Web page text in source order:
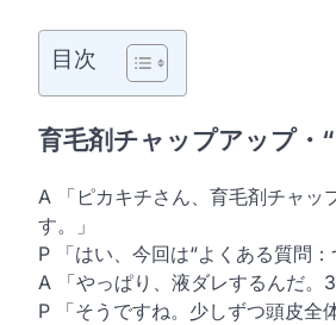
目次
育毛剤チャップアップ
A 「ピカキチさん、育毛剤チャッ
す。」
P 「はい、今回は“よくある質問
A 「やっぱり、液ダレするんだ。
P 「そうですね。少しずつ頭皮全